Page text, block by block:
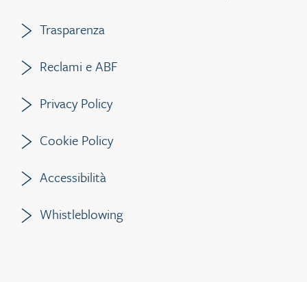
Trasparenza
Reclami e ABF
Privacy Policy
Cookie Policy
Accessibilità
Whistleblowing